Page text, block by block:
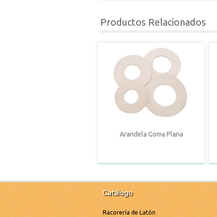
Productos Relacionados
Arandela Goma Plana
Catálogo
Racorería de Latón